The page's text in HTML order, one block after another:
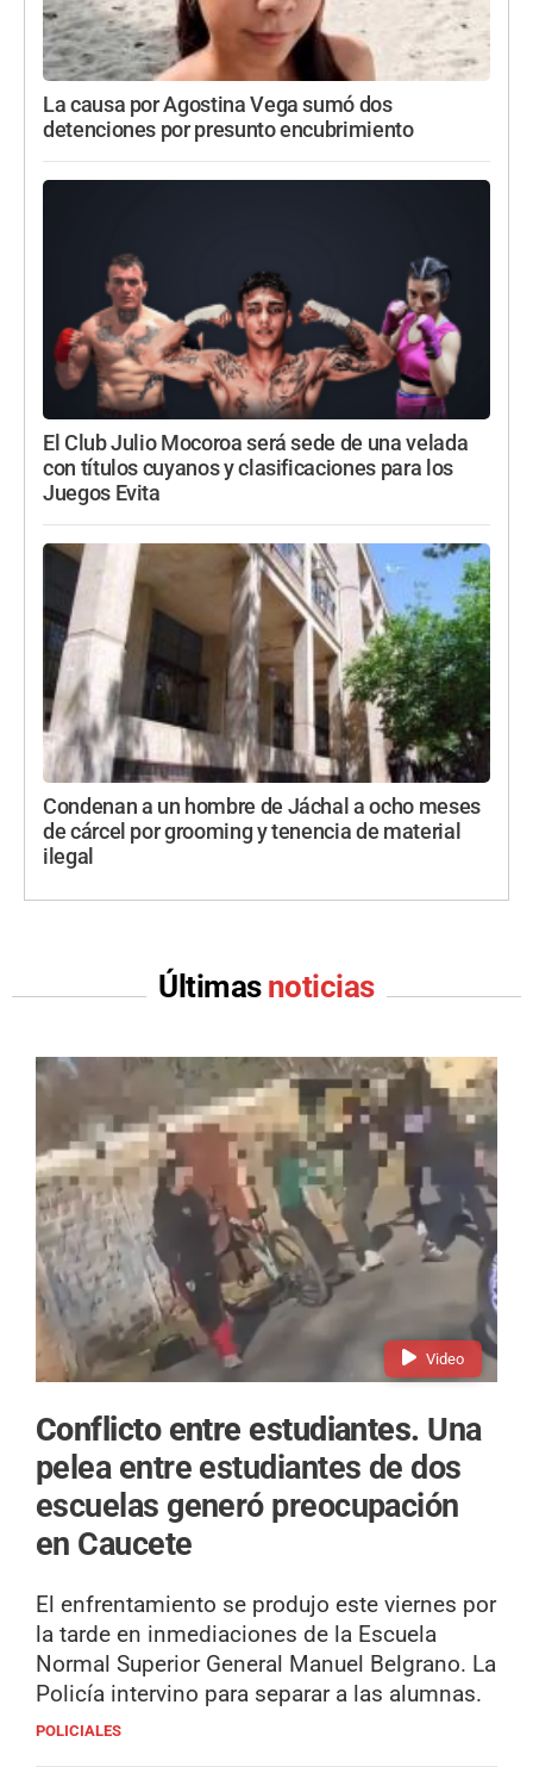
La causa por Agostina Vega sumó dos
detenciones por presunto encubrimiento
El Club Julio Mocoroa será sede de una velada
con títulos cuyanos y clasificaciones para los
Juegos Evita
Condenan a un hombre de Jáchal a ocho meses
de cárcel por grooming y tenencia de material
ilegal
Últimas noticias
Video
Conflicto entre estudiantes. Una
pelea entre estudiantes de dos
escuelas generó preocupación
en Caucete
El enfrentamiento se produjo este viernes por
la tarde en inmediaciones de la Escuela
Normal Superior General Manuel Belgrano. La
Policía intervino para separar a las alumnas.
POLICIALES